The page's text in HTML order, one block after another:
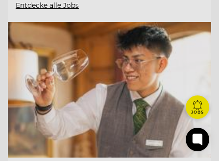
Entdecke alle Jobs
JOBS